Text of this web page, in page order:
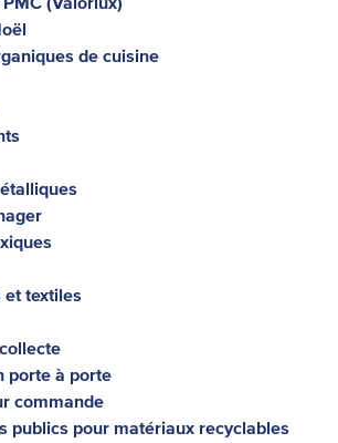
de cuisine
et textiles
porte à porte
commande
publics pour matériaux recyclables